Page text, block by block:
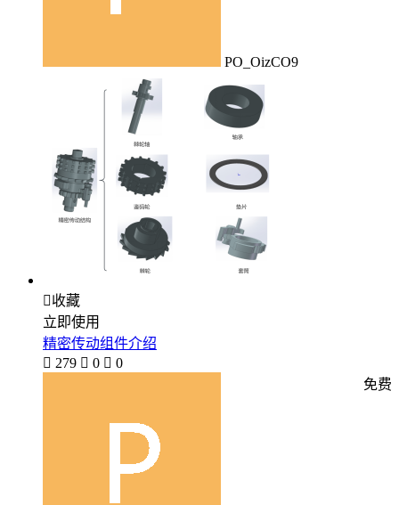
PO_OizCO9
收藏
立即使用
精密传动组件介绍
 279  0  0
免费